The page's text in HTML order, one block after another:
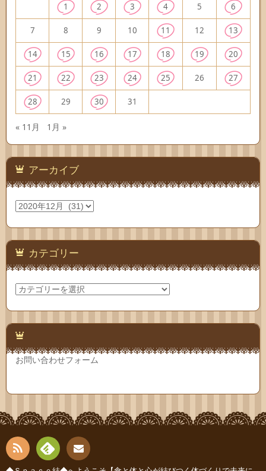
1 2 3 4 5 6
7 8 9 10 11 12 13
14 15 16 17 18 19 20
21 22 23 24 25 26 27
28 29 30 31
« 11月 1月 »
アーカイブ
ア
ー
カ
イ
ブ カテゴリー
カ
テ
ゴ
ー
お問い合わせフォーム